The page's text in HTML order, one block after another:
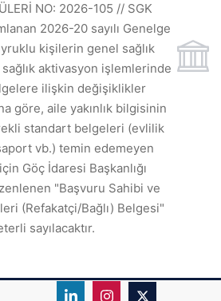
NO: 2026-105 // SGK
2026-20 sayılı Genelge
kişilerin genel sağlık
sağlık aktivasyon işlemlerinde
ilişkin değişiklikler
göre, aile yakınlık bilgisinin
standart belgeleri (evlilik
vb.) temin edemeyen
Göç İdaresi Başkanlığı
"Başvuru Sahibi ve
(Refakatçi/Bağlı) Belgesi"
sayılacaktır.